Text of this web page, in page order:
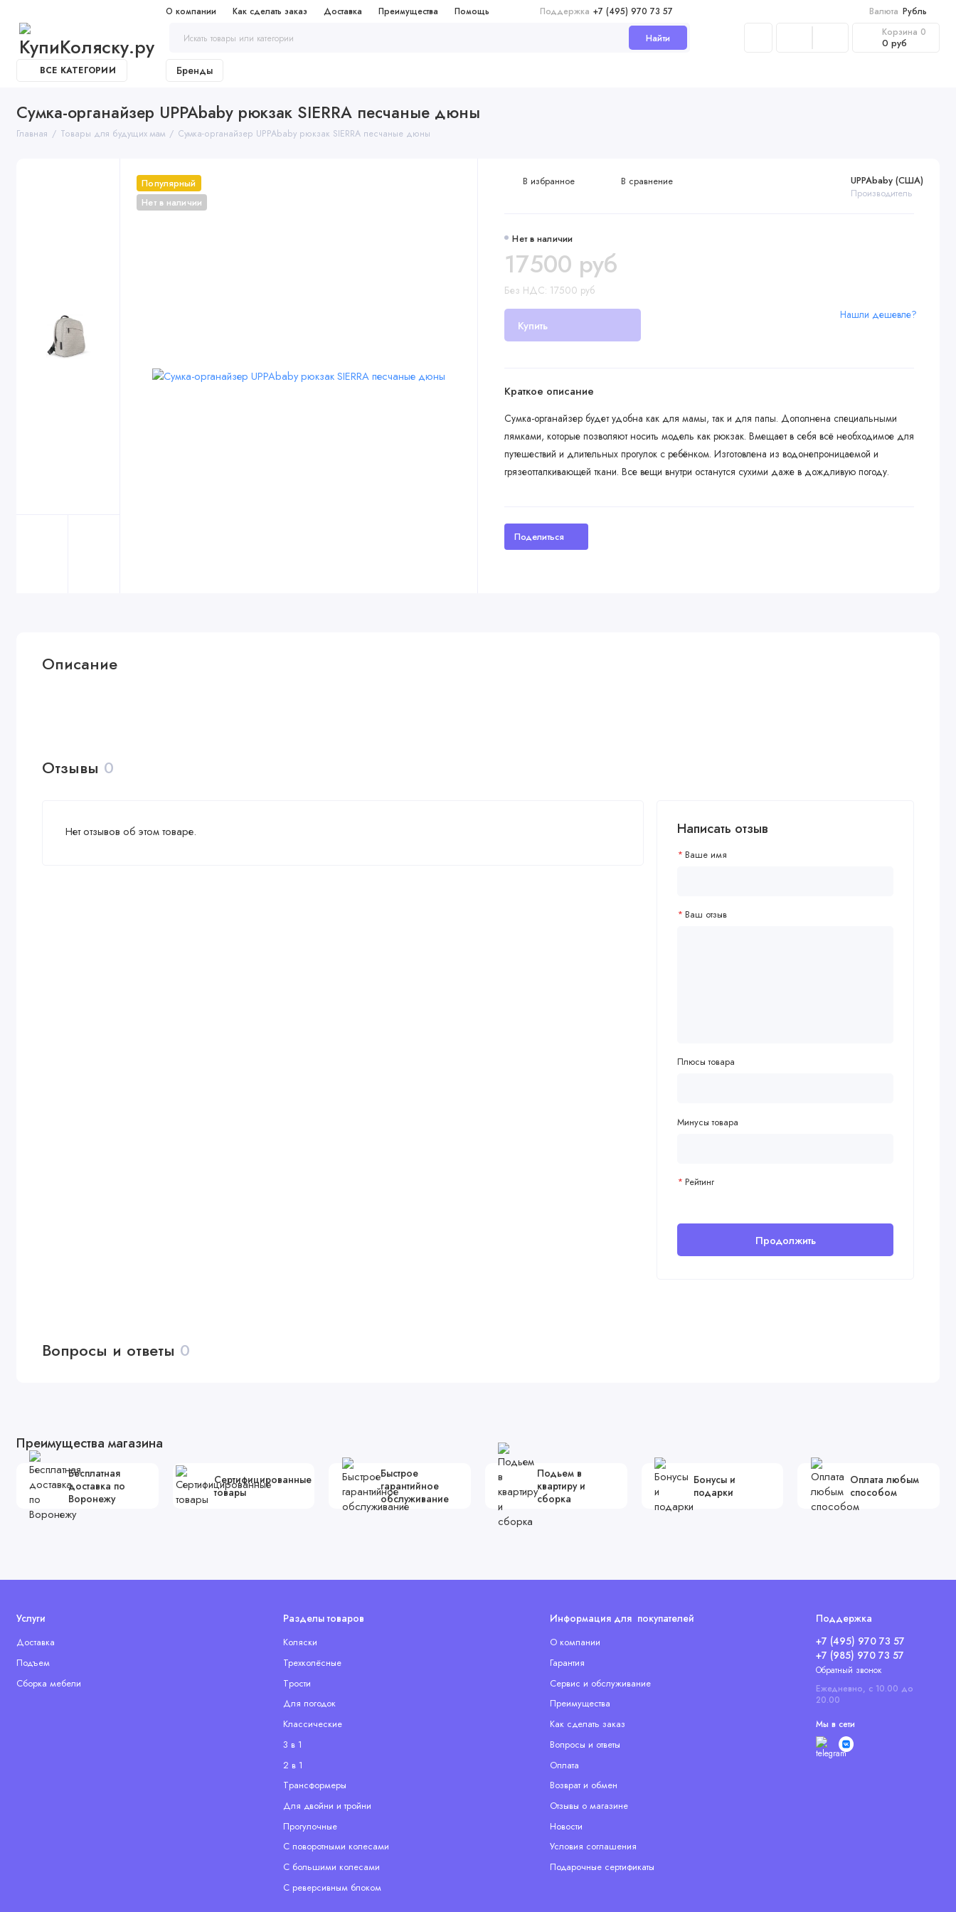
О компании Как сделать заказ Доставка Преимущества Помощь Поддержка +7 (495) 970 73 57 Валюта Рубль
Найти Корзина 0
0 руб
ВСЕ КАТЕГОРИИ Бренды
Сумка-органайзер UPPAbaby рюкзак SIERRA песчаные дюны
Главная Товары для будущих мам Сумка-органайзер UPPAbaby рюкзак SIERRA песчаные дюны
Популярный
Нет в наличии
Нет в наличии
UPPAbaby (США)
Производитель
17500 руб
Без НДС: 17500 руб
Купить
Нашли дешевле?
В избранное В сравнение
Краткое описание
Сумка-органайзер будет удобна как для мамы, так и для папы. Дополнена специальными
лямками, которые позволяют носить модель как рюкзак. Вмещает в себя всё необходимое для
путешествий и длительных прогулок с ребёнком. Изготовлена из водонепроницаемой и
грязеотталкивающей ткани. Все вещи внутри останутся сухими даже в дождливую погоду.
Поделиться
Описание
Отзывы 0
Нет отзывов об этом товаре. Написать отзыв
Ваше имя
Ваш отзыв
Плюсы товара
Минусы товара
Рейтинг
Продолжить
Вопросы и ответы 0
Преимущества магазина
Бесплатная
доставка по
Воронежу
Сертифицированные
товары
Быстрое
гарантийное
обслуживание
Подьем в
квартиру и
сборка
Бонусы и
подарки
Оплата любым
способом
Услуги
Доставка
Подъем
Сборка мебели
Разделы товаров
Коляски
Трехколёсные
Tрости
Для погодок
Классические
3 в 1
2 в 1
Tрансформеры
Для двойни и тройни
Прогулочные
С поворотными колесами
С большими колесами
С реверсивным блоком
Информация для покупателей
О компании
Гарантия
Сервис и обслуживание
Преимущества
Как сделать заказ
Вопросы и ответы
Оплата
Возврат и обмен
Отзывы о магазине
Новости
Условия соглашения
Подарочные сертификаты
Поддержка
+7 (495) 970 73 57
+7 (985) 970 73 57
Обратный звонок
Ежедневно, с 10.00 до
20.00
Мы в сети